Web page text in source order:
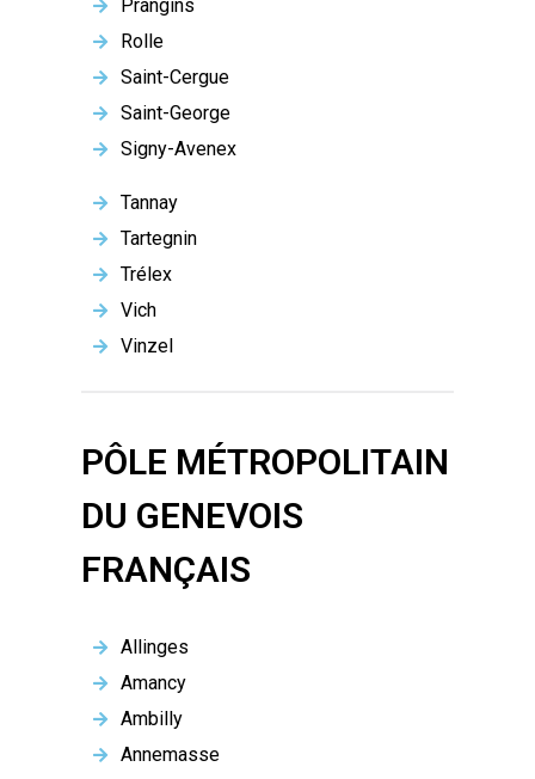
Prangins
Rolle
Saint-Cergue
Saint-George
Signy-Avenex
Tannay
Tartegnin
Trélex
Vich
Vinzel
PÔLE MÉTROPOLITAIN
DU GENEVOIS
FRANÇAIS
Allinges
Amancy
Ambilly
Annemasse